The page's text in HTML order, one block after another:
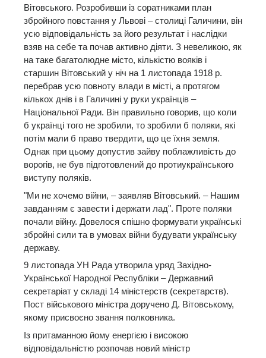
Вітовського. Розробивши із соратниками план
збройного повстання у Львові – столиці Галичини, він
усю відповідальність за його результат і наслідки
взяв на себе та почав активно діяти. З невеликою, як
на таке багатолюдне місто, кількістю вояків і
старшин Вітовський у ніч на 1 листопада 1918 р.
перебрав усю повноту влади в місті, а протягом
кількох днів і в Галичині у руки українців –
Національної Ради. Він правильно говорив, що коли
б українці того не зробили, то зробили б поляки, які
потім мали б право твердити, що це їхня земля.
Однак при цьому допустив зайву поблажливість до
ворогів, не був підготовлений до протиукраїнського
виступу поляків.
"Ми не хочемо війни, – заявляв Вітовський. – Нашим
завданням є завести і держати лад". Проте поляки
почали війну. Довелося спішно формувати українські
збройні сили та в умовах війни будувати українську
державу.
9 листопада УН Рада утворила уряд Західно-
Української Народної Республіки – Державний
секретаріат у складі 14 міністерств (секретарств).
Пост військового міністра доручено Д. Вітовському,
якому присвоєно звання полковника.
Із притаманною йому енергією і високою
відповідальністю розпочав новий міністр